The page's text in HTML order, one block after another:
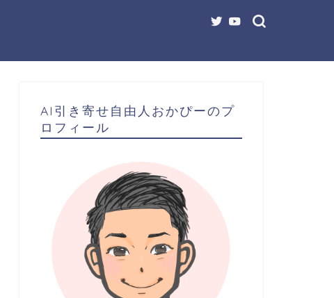
AI引き寄せ自由人おかぴーのプ
ロフィール